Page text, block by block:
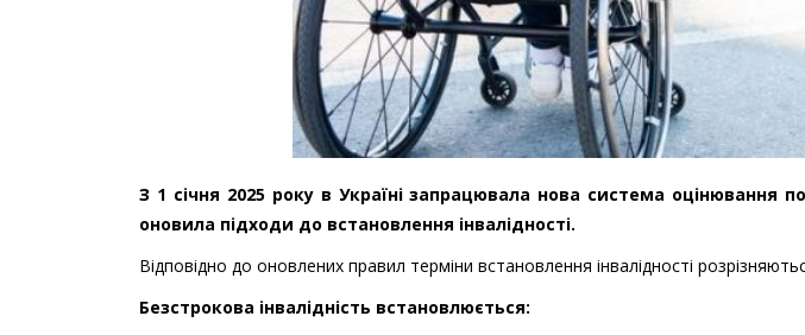
З 1 січня 2025 року в Україні запрацювала нова система оцінювання
оновила підходи до встановлення інвалідності.
Відповідно до оновлених правил терміни встановлення інвалідності
Безстрокова інвалідність встановлюється: